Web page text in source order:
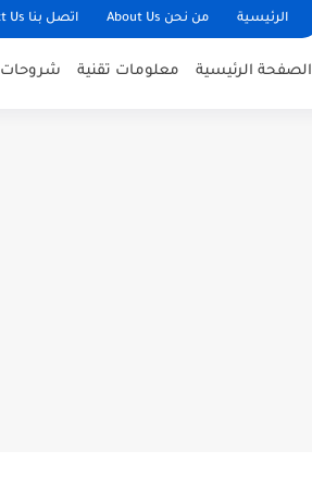
الرئيسية من نحن About Us اتصل بنا Contact Us
الصفحة الرئيسية معلومات تقنية شروحات